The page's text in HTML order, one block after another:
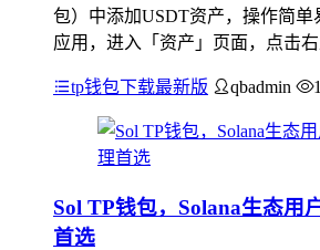
包）中添加USDT资产，操作简单
应用，进入「资产」页面，点击
tp钱包下载最新版 qbadmin
Sol TP钱包，Solana生态用
首选